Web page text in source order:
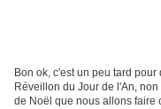
Bon ok, c'est un peu tard
Réveillon du Jour de l'An,
de Noël que nous allons faire